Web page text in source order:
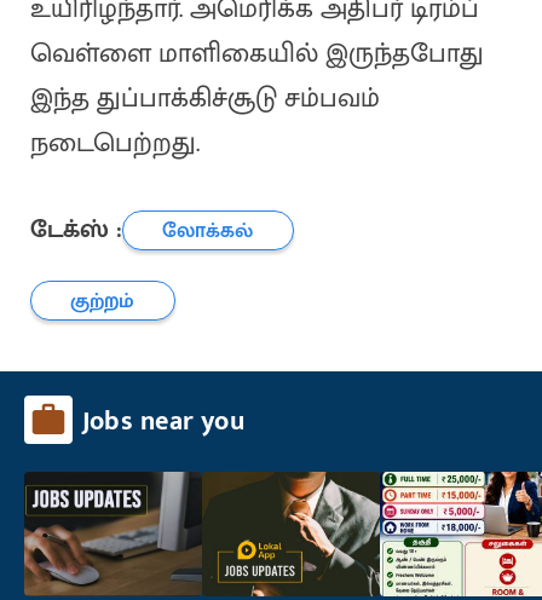
உயிரிழந்தார். அமெரிக்க அதிபர் டிரம்ப்
வெள்ளை மாளிகையில் இருந்தபோது
இந்த துப்பாக்கிச்சூடு சம்பவம்
நடைபெற்றது.
டேக்ஸ் :
லோக்கல்
குற்றம்
Jobs near you